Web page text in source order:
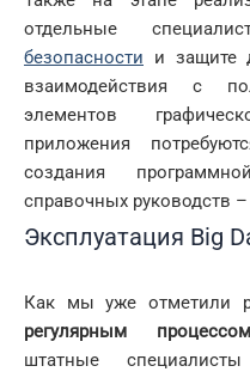
отдельные
безопасности и защите
взаимодействия с
элементов
приложения
создания
справочных руководств –
Эксплуатация Big
Как мы уже отметили
регулярным процессом
штатные